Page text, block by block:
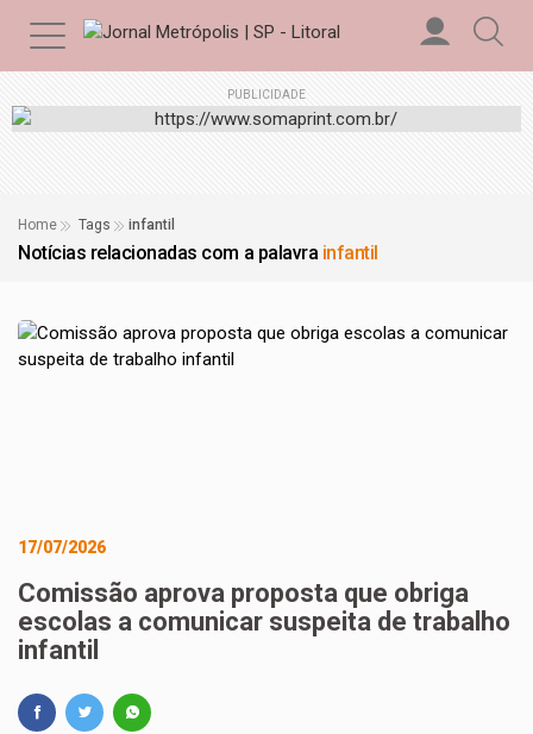
PUBLICIDADE
Home Tags infantil
Notícias relacionadas com a palavra infantil
17/07/2026
Comissão aprova proposta que obriga
escolas a comunicar suspeita de trabalho
infantil